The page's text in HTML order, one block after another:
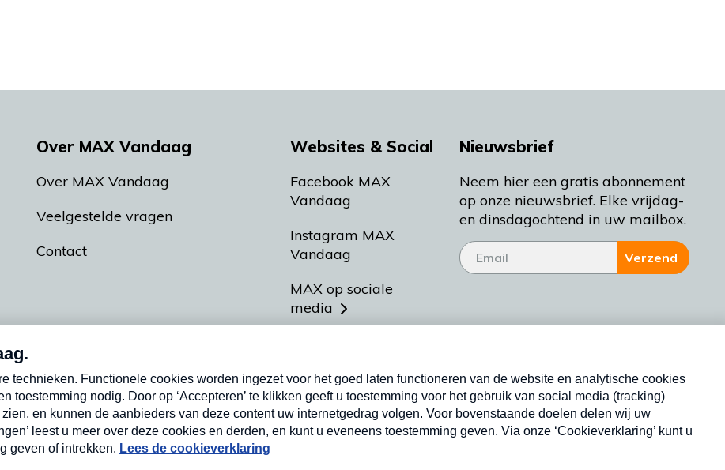
Over MAX Vandaag
Over MAX Vandaag
Veelgestelde vragen
Contact
Websites & Social
Facebook MAX
Vandaag
Instagram MAX
Vandaag
MAX op sociale
media
Meldpunt Actueel
Heel Holland Bakt
Nieuwsbrief
Neem hier een gratis abonnement
op onze nieuwsbrief. Elke vrijdag-
en dinsdagochtend in uw mailbox.
Verzend
Nieuwsbrief
Neem hier een gratis abonnement op onze